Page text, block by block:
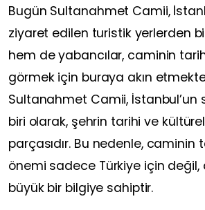
Bugün Sultanahmet Camii,
ziyaret edilen turistik yerlerden
hem de yabancılar, caminin
görmek için buraya akın
Sultanahmet Camii, İstanbul’un
biri olarak, şehrin tarihi ve
parçasıdır. Bu nedenle, caminin
önemi sadece Türkiye için değil,
büyük bir bilgiye sahiptir.